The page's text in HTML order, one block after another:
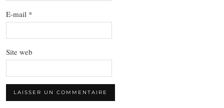
E-mail *
Site web